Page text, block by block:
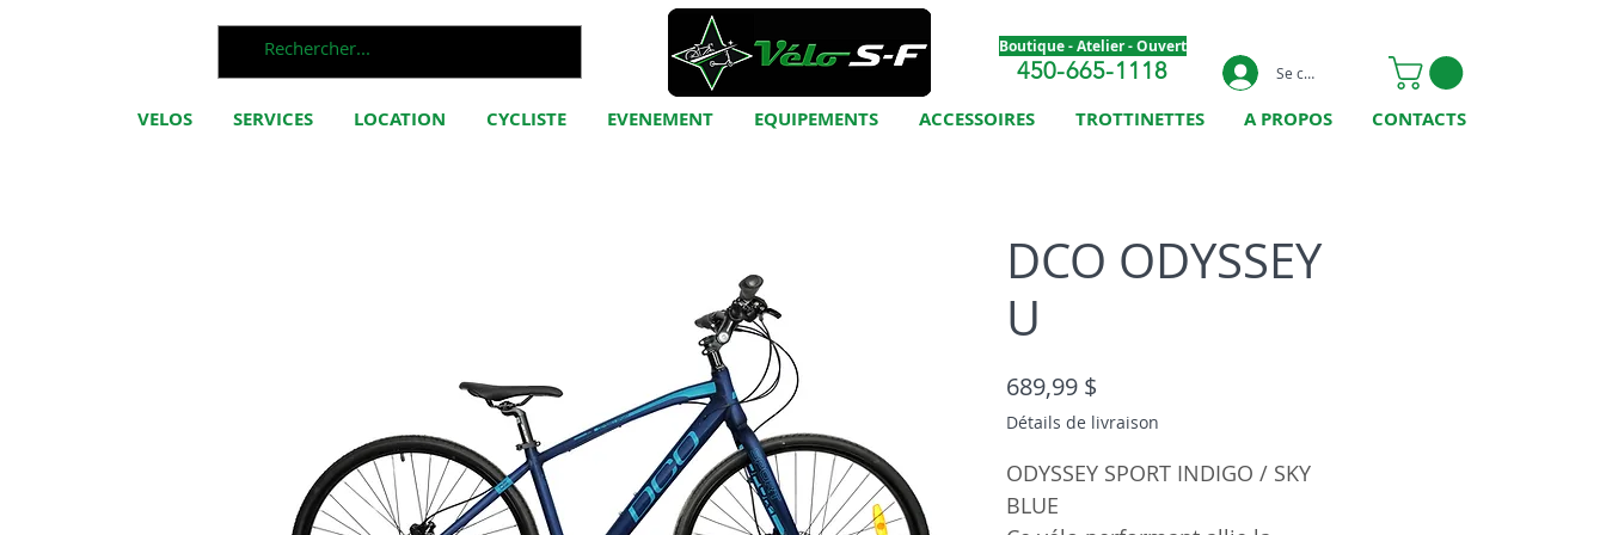
Boutique - Atelier - Ouvert
450-665-1118 Se connecter
VELOS SERVICES LOCATION CYCLISTE EVENEMENT EQUIPEMENTS ACCESSOIRES TROTTINETTES A PROPOS CONTACTS
DCO ODYSSEY
U
689,99 $
Détails de livraison
ODYSSEY SPORT INDIGO / SKY
BLUE